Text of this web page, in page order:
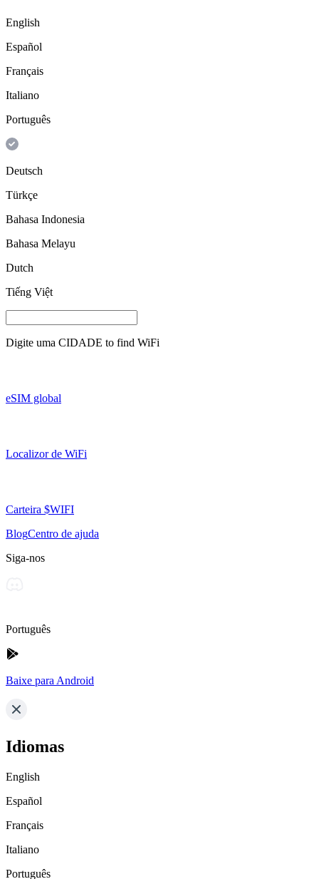
English
Español
Français
Italiano
Português
Deutsch
Türkçe
Bahasa Indonesia
Bahasa Melayu
Dutch
Tiếng Việt
Digite uma CIDADE to find WiFi
eSIM global
Localizor de WiFi
Carteira $WIFI
BlogCentro de ajuda
Siga-nos
Português
Baixe para Android
Idiomas
English
Español
Français
Italiano
Português